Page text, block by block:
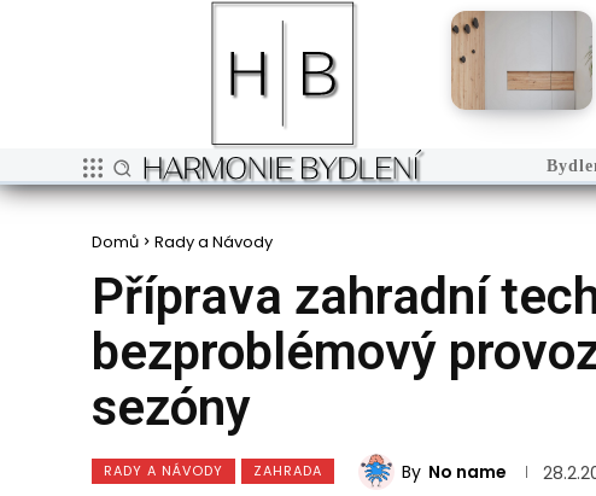
Domů Rady a Návody
Příprava zahradní
bezproblémový
sezóny
RADY A NÁVODY ZAHRADA By No name